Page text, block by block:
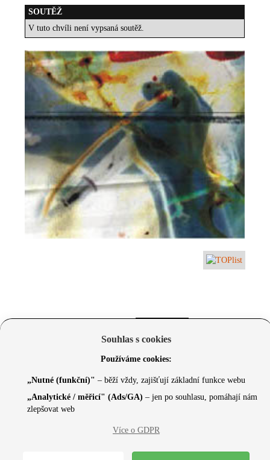
SOUTĚŽ
V tuto chvíli není vypsaná soutěž.
© 2026 Czechcore.cz | Scripted by Sonic (
Souhlas s cookies
Používáme cookies:
„Nutné (funkční)" – běží vždy, zajišťují základní funkce webu
„Analytické / měřicí" (Ads/GA) – jen po souhlasu, pomáhají nám
zlepšovat web
Více o GDPR